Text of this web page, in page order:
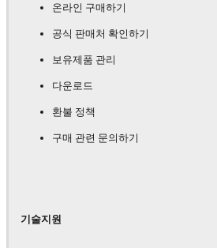
온라인 구매하기
공식 판매처 확인하기
보유제품 관리
다운로드
환불 정책
구매 관련 문의하기
기술지원